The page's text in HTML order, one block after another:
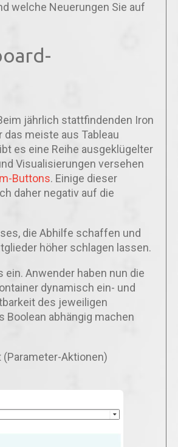
welche Neuerungen Sie auf
jährlich stattfindenden Iron
meiste aus Tableau
es eine Reihe ausgeklügelter
Visualisierungen versehen
Buttons. Einige dieser
daher negativ auf die
die Abhilfe schaffen und
höher schlagen lassen.
Anwender haben nun die
dynamisch ein- und
des jeweiligen
Boolean abhängig machen
Aktionen)